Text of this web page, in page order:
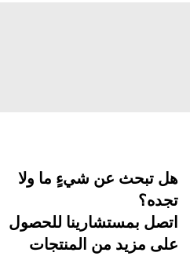
عن شيءٍ ما ولا
بمستشارينا للحصول
مزيد من المنتجات